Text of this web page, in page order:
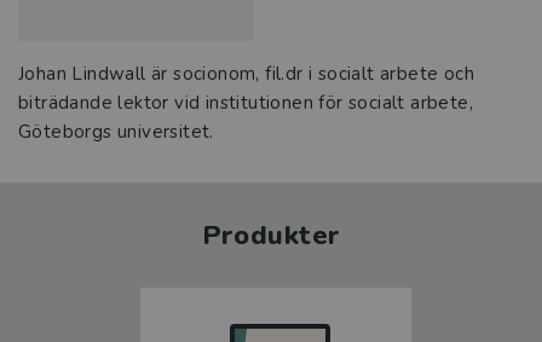
Johan Lindwall är socionom, fil.dr i socialt arbete och
biträdande lektor vid institutionen för socialt arbete,
Göteborgs universitet.
Produkter